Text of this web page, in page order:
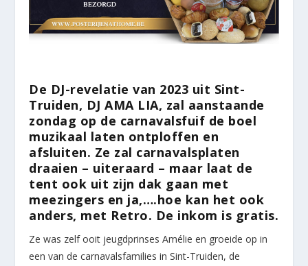
De DJ-revelatie van 2023 uit Sint-
Truiden, DJ AMA LIA, zal aanstaande
zondag op de carnavalsfuif de boel
muzikaal laten ontploffen en
afsluiten. Ze zal carnavalsplaten
draaien – uiteraard – maar laat de
tent ook uit zijn dak gaan met
meezingers en ja,….hoe kan het ook
anders, met Retro. De inkom is gratis.
Ze was zelf ooit jeugdprinses Amélie en groeide op in
een van de carnavalsfamilies in Sint-Truiden, de